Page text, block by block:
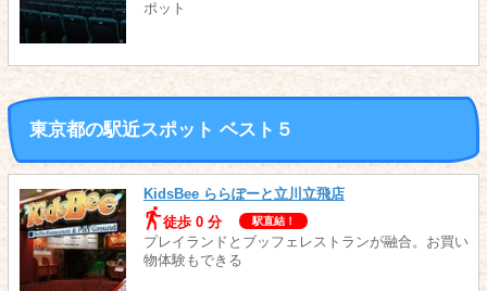
ポット
東京都の駅近スポット ベスト５
KidsBee ららぽーと立川立飛店
徒歩 0 分
駅直結！
プレイランドとブッフェレストランが融合。お買い
物体験もできる